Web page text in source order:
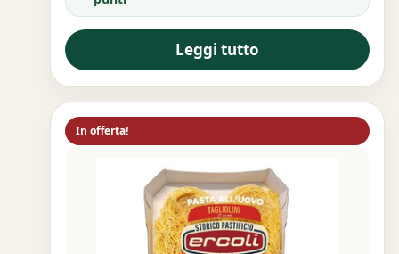
Leggi tutto
In offerta!